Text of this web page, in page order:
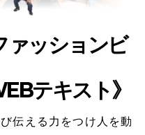
ァッションビ
テキスト》
伝える力をつけ人を動